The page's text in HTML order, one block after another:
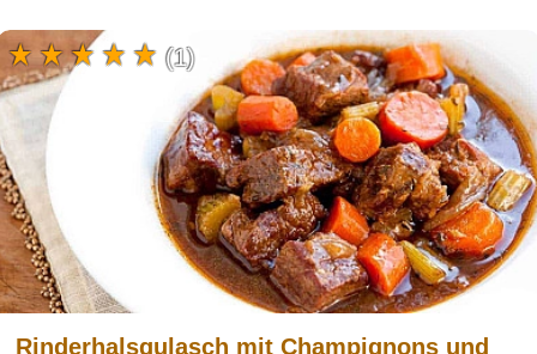
Rinderhalsgulasch mit Champignons und
(1)